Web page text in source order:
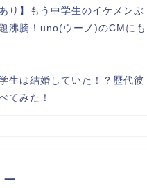
あり】もう中学生のイケメンぶ
沸騰！uno(ウーノ)のCMにも
生は結婚していた！？歴代彼
てみた！